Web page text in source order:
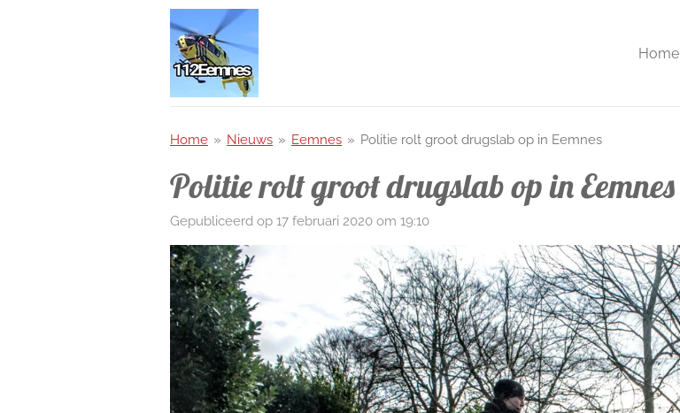
Home
Home » Nieuws » Eemnes » Politie rolt groot drugslab op in Eemnes
Politie rolt groot drugslab op in Eemnes
Gepubliceerd op 17 februari 2020 om 19:10